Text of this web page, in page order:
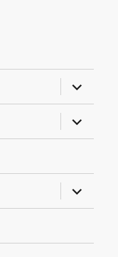
almenü
almenü
almenü